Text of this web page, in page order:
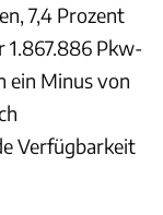
7,4 Prozent
1.867.886 Pkw-
ein Minus von
Verfügbarkeit